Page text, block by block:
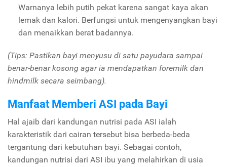
Warnanya lebih putih pekat karena sangat kaya akan
lemak dan kalori. Berfungsi untuk mengenyangkan bayi
dan menaikkan berat badannya.
(Tips: Pastikan bayi menyusu di satu payudara sampai
benar-benar kosong agar ia mendapatkan foremilk dan
hindmilk secara seimbang).
Manfaat Memberi ASI pada Bayi
Hal ajaib dari kandungan nutrisi pada ASI ialah
karakteristik dari cairan tersebut bisa berbeda-beda
tergantung dari kebutuhan bayi. Sebagai contoh,
kandungan nutrisi dari ASI ibu yang melahirkan di usia